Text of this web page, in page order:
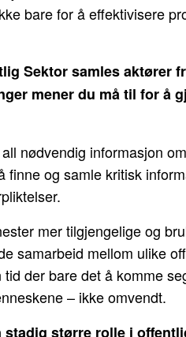
bare for å effektivisere
Sektor samles aktører
mener du må til for å
nødvendig informasjon
finne og samle kritisk
mer tilgjengelige og
samarbeid mellom ulike
der bare det å komme
– ikke omvendt.
større rolle i